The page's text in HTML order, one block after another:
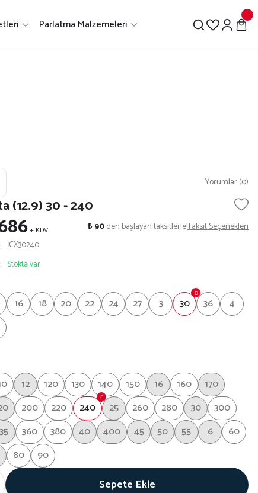
Parlatma Malzemeleri
Yorumlar (0)
(12.9) 30 - 240
+ KDV ₺ 90den başlayan taksitlerle!Taksit Seçenekleri
İCX30240
Stokta var
16 18 20 22 24 27 3 30 36
4
12 120 130 140 150 16 160
170
200 220 240 25 260 280 30
300
35 360 380 40 400 45 50 55 6
60
80 90
Sepete Ekle